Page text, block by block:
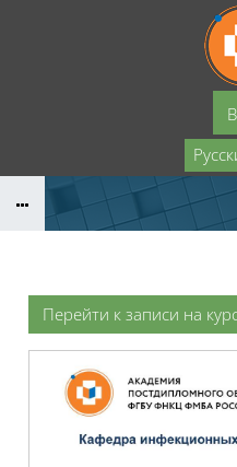
Перейти к основному
Перейти к записи на